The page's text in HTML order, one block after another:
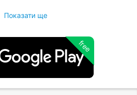
Показати ще
free